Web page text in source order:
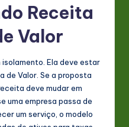
Receita
Valor
Ela deve estar
de Valor. Se a proposta
deve mudar em
uma empresa passa de
um serviço, o modelo